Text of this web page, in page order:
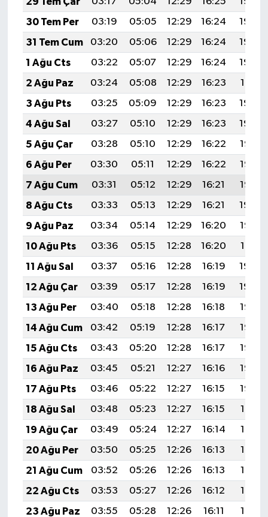
30 Tem Per
03:19 05:05 12:29 16:24
19:44
31 Tem Cum
03:20 05:06 12:29 16:24
19:43
1 Ağu Cts
03:22 05:07 12:29 16:24
19:42
2 Ağu Paz
03:24 05:08 12:29 16:23
19:41
3 Ağu Pts
03:25 05:09 12:29 16:23
19:40
4 Ağu Sal
03:27 05:10 12:29 16:23
19:39
5 Ağu Çar
03:28 05:10 12:29 16:22
19:38
6 Ağu Per
03:30 05:11 12:29 16:22
19:36
7 Ağu Cum
03:31 05:12 12:29 16:21
19:35
8 Ağu Cts
03:33 05:13 12:29 16:21
19:34
9 Ağu Paz
03:34 05:14 12:29 16:20
19:33
10 Ağu Pts
03:36 05:15 12:28 16:20
19:31
11 Ağu Sal
03:37 05:16 12:28 16:19
19:30
12 Ağu Çar
03:39 05:17 12:28 16:19
19:29
13 Ağu Per
03:40 05:18 12:28 16:18
19:28
14 Ağu Cum
03:42 05:19 12:28 16:17
19:26
15 Ağu Cts
03:43 05:20 12:28 16:17
19:25
16 Ağu Paz
03:45 05:21 12:27 16:16
19:23
17 Ağu Pts
03:46 05:22 12:27 16:15
19:22
18 Ağu Sal
03:48 05:23 12:27 16:15
19:21
19 Ağu Çar
03:49 05:24 12:27 16:14
19:19
20 Ağu Per
03:50 05:25 12:26 16:13
19:18
21 Ağu Cum
03:52 05:26 12:26 16:13
19:16
22 Ağu Cts
03:53 05:27 12:26 16:12
19:15
23 Ağu Paz
03:55 05:28 12:26 16:11
19:13